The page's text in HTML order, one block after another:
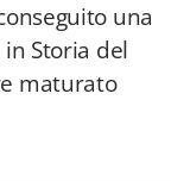
una
Storia del
maturato